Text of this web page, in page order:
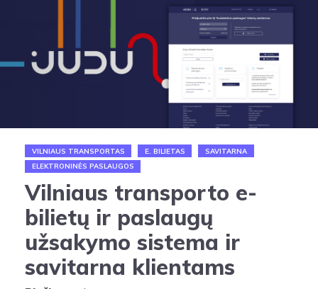
VILNIAUS TRANSPORTAS E. BILIETAS
SAVITARNA
ELEKTRONINĖS PASLAUGOS
Vilniaus transporto e-
bilietų ir paslaugų
užsakymo sistema ir
savitarna klientams